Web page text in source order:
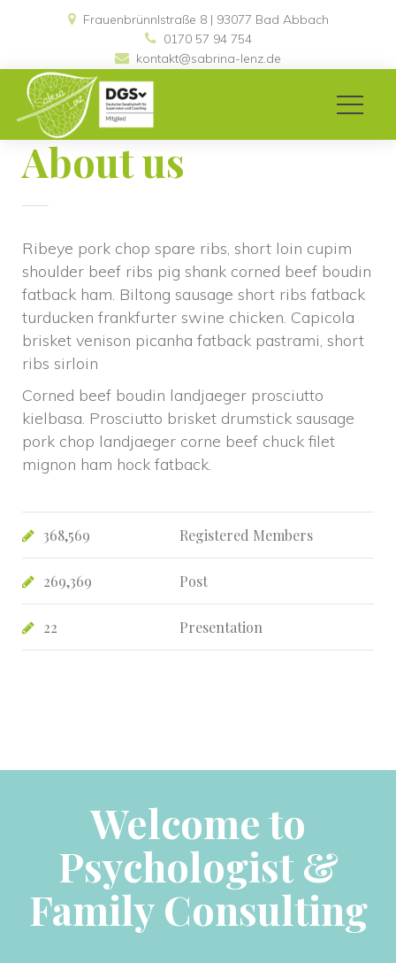
Frauenbrünnlstraße 8 | 93077 Bad Abbach
0170 57 94 754
kontakt@sabrina-lenz.de
About u
Ribeye pork chop spare ribs, short loin cupim
houlder beef ribs pig shank corned beef boudin
fatback ham. Biltong sausage short ribs fatback
turducken frankfurter swine chicken. Capicola
brisket venison picanha fatback pastrami, short
ribs sirloin
Corned beef boudin landjaeger prosciutto
kielbasa. Prosciutto brisket drumstick sausage
pork chop landjaeger corne beef chuck filet
mignon ham hock fatback.
368,569 Registered Member
269,369 Post
22 Presentation
Welcome to
Psychologist &
Family Consulting